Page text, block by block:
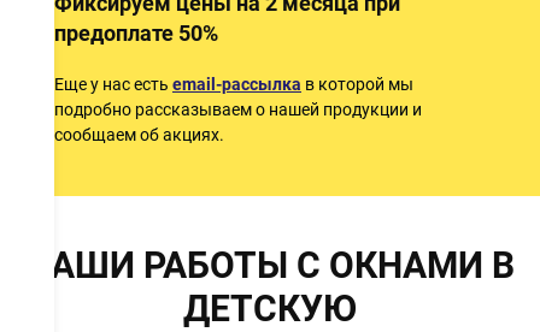
предоплате 50%
Еще у нас есть email-рассылка в которой мы
подробно рассказываем о нашей продукции и
сообщаем об акциях.
НАШИ РАБОТЫ С ОКНАМИ В
ДЕТСКУЮ